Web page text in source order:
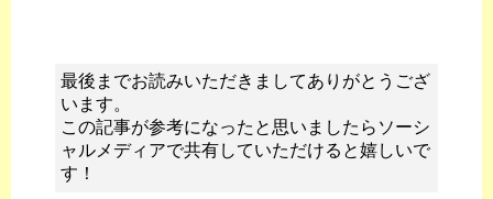
最後までお読みいただきましてありがとうござ
います。
この記事が参考になったと思いましたらソーシ
ャルメディアで共有していただけると嬉しいで
す！